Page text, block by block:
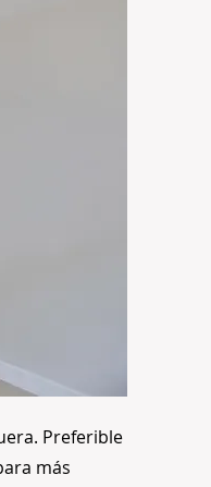
Preferible
más